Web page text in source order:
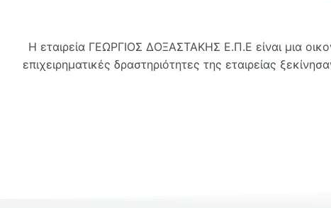
Η εταιρεία ΓΕΩΡΓΙΟΣ ΔΟΞΑΣΤΑΚΗΣ Ε.Π.Ε είναι μια
επιχειρηματικές δραστηριότητες της εταιρείας